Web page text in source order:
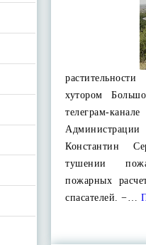
хутором
телеграм-
Константин
тушении
пожарных
спасателей. −…